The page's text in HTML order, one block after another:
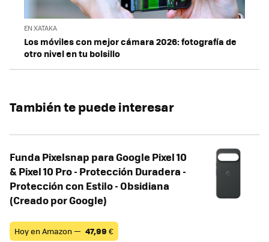
EN XATAKA
Los móviles con mejor cámara 2026: fotografía de
otro nivel en tu bolsillo
También te puede interesar
Funda Pixelsnap para Google Pixel 10
& Pixel 10 Pro - Protección Duradera -
Protección con Estilo - Obsidiana
(Creado por Google)
Hoy en Amazon — 47,99 €